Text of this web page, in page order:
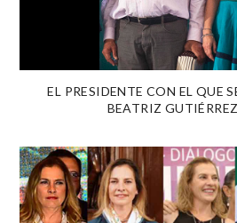
EL PRESIDENTE CON EL QUE
BEATRIZ